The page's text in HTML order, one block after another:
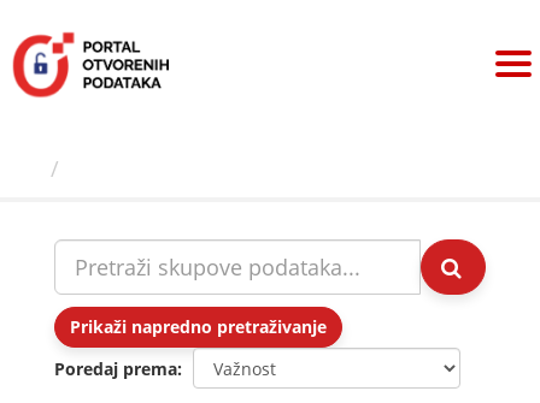
sadržaj
Prikaži napredno pretraživanje
Poredaj prema